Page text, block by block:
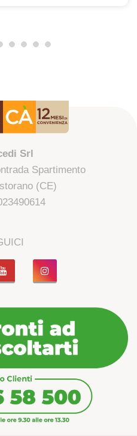
Srl
Spartimento
(CE)